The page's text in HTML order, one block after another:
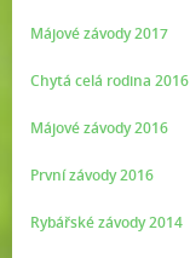
Májové závody 2017
Chytá celá rodina 2016
Májové závody 2016
První závody 2016
Rybářské závody 2014